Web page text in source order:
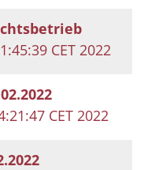
CET 2022
CET 2022